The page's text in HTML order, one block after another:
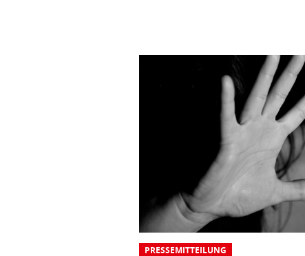
PRESSEMITTEILUNG